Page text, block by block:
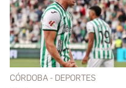
CÓRDOBA - DEPORTES